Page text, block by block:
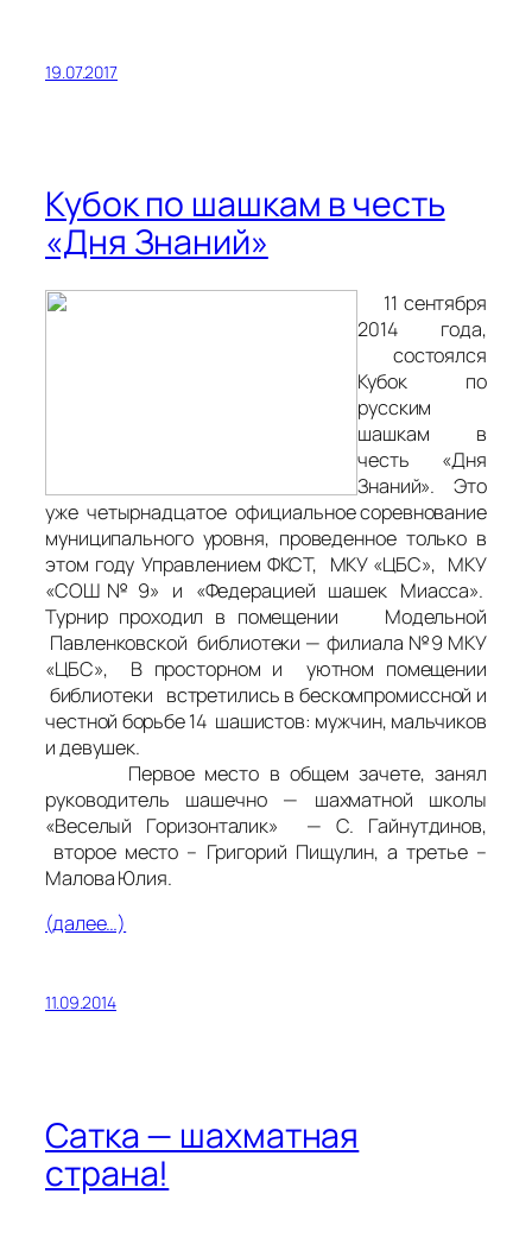
19.07.2017
Кубок по шашкам в честь
«Дня Знаний»
11 сентября
2014 года,
состоялся
Кубок по
русским
шашкам в
честь «Дня
Знаний». Это
уже четырнадцатое официальное соревнование
муниципального уровня, проведенное только в
этом году Управлением ФКСТ, МКУ «ЦБС», МКУ
«СОШ № 9» и «Федерацией шашек Миасса».
Турнир проходил в помещении Модельной
Павленковской библиотеки — филиала №9 МКУ
«ЦБС», В просторном и уютном помещении
библиотеки встретились в бескомпромиссной и
честной борьбе 14 шашистов: мужчин, мальчиков
и девушек.
Первое место в общем зачете, занял
руководитель шашечно — шахматной школы
«Веселый Горизонталик» — С. Гайнутдинов,
второе место – Григорий Пищулин, а третье –
Малова Юлия.
(далее…)
11.09.2014
Сатка — шахматная
страна!